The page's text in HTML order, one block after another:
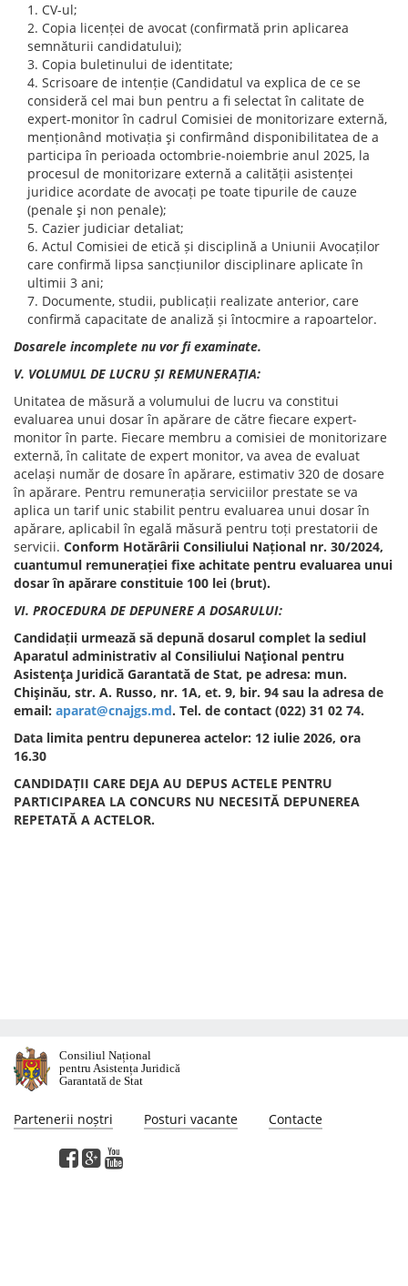
CV-ul;
Copia licenței de avocat (confirmată prin aplicarea
semnăturii candidatului);
Copia buletinului de identitate;
Scrisoare de intenție (Candidatul va explica de ce se
consideră cel mai bun pentru a fi selectat în calitate de
expert-monitor în cadrul Comisiei de monitorizare externă,
menționând motivația şi confirmând disponibilitatea de a
participa în perioada octombrie-noiembrie anul 2025, la
procesul de monitorizare externă a calității asistenței
juridice acordate de avocați pe toate tipurile de cauze
(penale şi non penale);
Cazier judiciar detaliat;
Actul Comisiei de etică și disciplină a Uniunii Avocaților
care confirmă lipsa sancțiunilor disciplinare aplicate în
ultimii 3 ani;
Documente, studii, publicații realizate anterior, care
confirmă capacitate de analiză și întocmire a rapoartelor.
Dosarele incomplete nu vor fi examinate.
V. VOLUMUL DE LUCRU ȘI REMUNERAȚIA:
Unitatea de măsură a volumului de lucru va constitui
evaluarea unui dosar în apărare de către fiecare expert-
monitor în parte. Fiecare membru a comisiei de monitorizare
externă, în calitate de expert monitor, va avea de evaluat
același număr de dosare în apărare, estimativ 320 de dosare
în apărare. Pentru remunerația serviciilor prestate se va
aplica un tarif unic stabilit pentru evaluarea unui dosar în
apărare, aplicabil în egală măsură pentru toți prestatorii de
servicii. Conform Hotărârii Consiliului Național nr. 30/2024,
cuantumul remunerației fixe achitate pentru evaluarea unui
dosar în apărare constituie 100 lei (brut).
VI. PROCEDURA DE DEPUNERE A DOSARULUI:
Candidații urmează să depună dosarul complet la sediul
Aparatul administrativ al Consiliului Naţional pentru
Asistenţa Juridică Garantată de Stat, pe adresa: mun.
Chişinău, str. A. Russo, nr. 1A, et. 9, bir. 94 sau la adresa de
email: aparat@cnajgs.md. Tel. de contact (022) 31 02 74.
Data limita pentru depunerea actelor: 12 iulie 2026, ora
16.30
CANDIDAȚII CARE DEJA AU DEPUS ACTELE PENTRU
PARTICIPAREA LA CONCURS NU NECESITĂ DEPUNEREA
REPETATĂ A ACTELOR.
Consiliul Național
pentru Asistența Juridică
Garantată de Stat
Partenerii noștri Posturi vacante Contacte